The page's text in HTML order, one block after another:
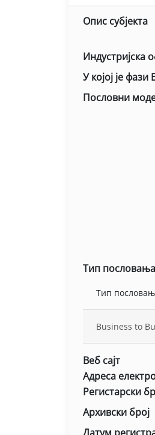
Опис субјекта
Индустријска
У којој је
Пословни
Тип пословања
Тип
Business to
Веб сајт
Адреса
Регистарски
Архивски број